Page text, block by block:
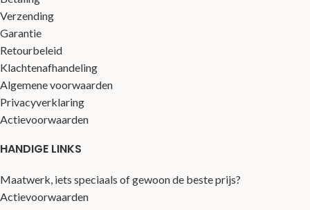
Verzending
Garantie
Retourbeleid
Klachtenafhandeling
Algemene voorwaarden
Privacyverklaring
Actievoorwaarden
HANDIGE LINKS
Maatwerk, iets speciaals of gewoon de beste prijs?
Actievoorwaarden